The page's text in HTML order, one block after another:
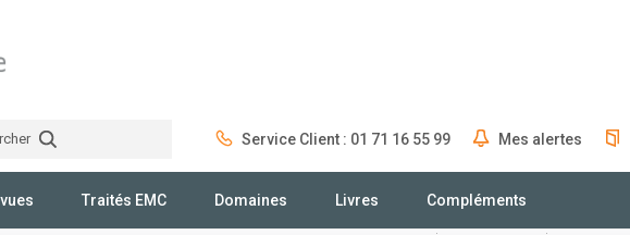
Service Client : 01 71 16 55 99 Mes alertes
Traités EMC Domaines Livres Compléments